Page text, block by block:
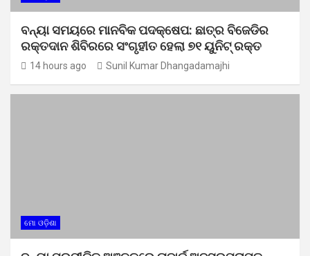
ବନ୍ୟା ସମୟରେ ମାନବିକ ପଦକ୍ଷେପ: ଛାତ୍ର ବିଜେଡିର
ରକ୍ତଦାନ ଶିବିରରେ ସଂଗୃହୀତ ହେଲା ୭୧ ୟୁନିଟ୍ ରକ୍ତ
14 hours ago Sunil Kumar Dhangadamajhi
ମୋ ଓଡ଼ିଶା